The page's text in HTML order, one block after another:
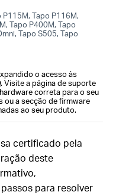
P115M, Tapo P116M,
Tapo P400M, Tapo
Tapo S505, Tapo
o acesso às
Visite a página de suporte
correta para o seu
ou a secção de firmware
ao seu produto.
certificado pela
deste
para resolver